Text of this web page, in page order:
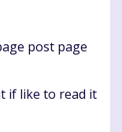
post page
if like to read it